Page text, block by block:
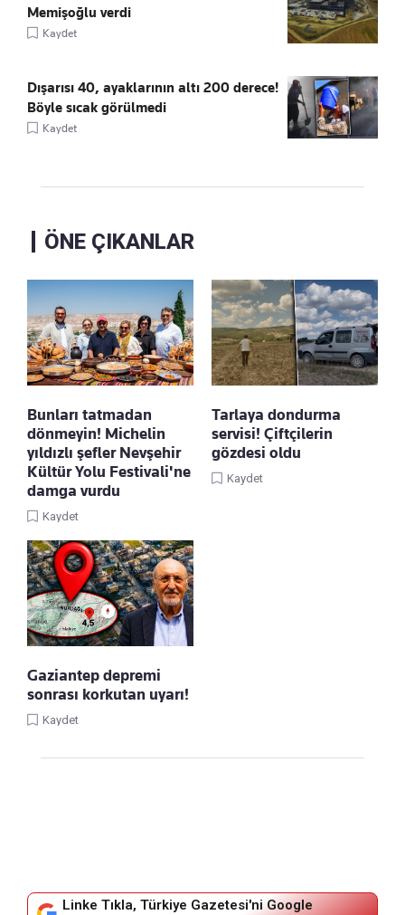
Memişoğlu verdi
Kaydet
Dışarısı 40, ayaklarının altı 200 derece!
Böyle sıcak görülmedi
Kaydet
ÖNE ÇIKANLAR
Bunları tatmadan
dönmeyin! Michelin
yıldızlı şefler Nevşehir
Kültür Yolu Festivali'ne
damga vurdu
Kaydet
Tarlaya dondurma
servisi! Çiftçilerin
gözdesi oldu
Kaydet
Gaziantep depremi
sonrası korkutan uyarı!
Kaydet
Linke Tıkla, Türkiye Gazetesi'ni Google